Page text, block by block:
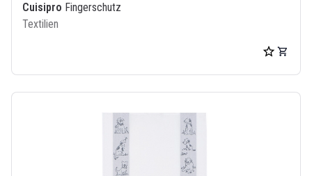
Cuisipro Fingerschutz
Textilien